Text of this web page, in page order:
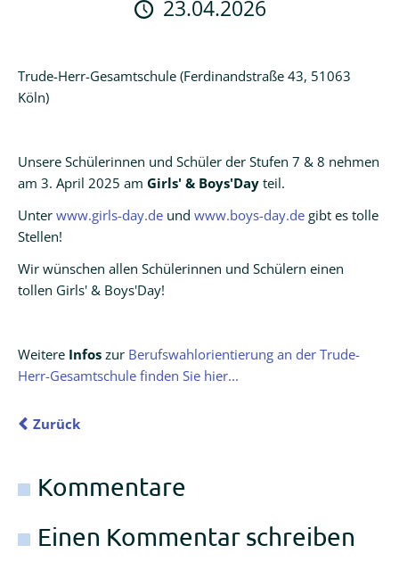
Schulmanager
Online
23.04.2026
Trude-Herr-Gesamtschule (Ferdinandstraße 43, 51063
Köln)
Unsere Schülerinnen und Schüler der Stufen 7 & 8 nehmen
am 3. April 2025 am Girls' & Boys'Day teil.
Unter www.girls-day.de und www.boys-day.de gibt es tolle
Stellen!
Wir wünschen allen Schülerinnen und Schülern einen
tollen Girls' & Boys'Day!
Weitere Infos zur Berufswahlorientierung an der Trude-
Herr-Gesamtschule finden Sie hier...
Zurück
Kommentare
Einen Kommentar schreiben